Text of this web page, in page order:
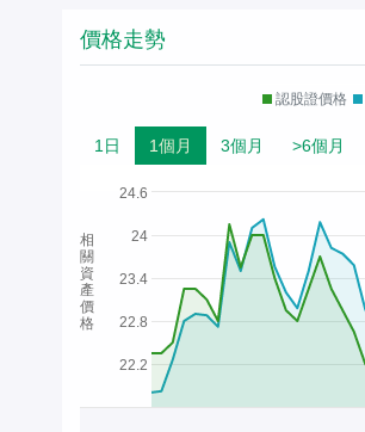
價格走勢
認股證價格
1日 1個月 3個月 >6個月
24
22.2
22.8
23.4
24.6
相
關
資
產
價
格